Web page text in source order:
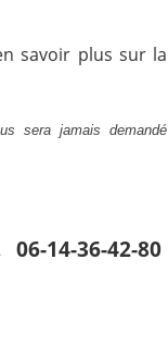
savoir plus sur la
sera jamais demandé
14-36-42-80